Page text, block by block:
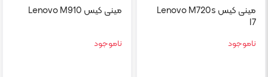
مینی کیس Lenovo M720s
I7
ناموجود
مینی کیس Lenovo M910
ناموجود